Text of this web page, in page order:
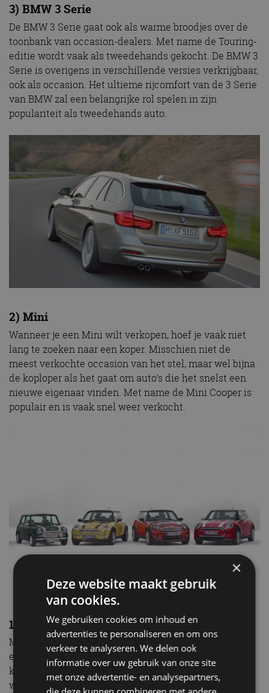
3) BMW 3 Serie
De BMW 3 Serie gaat ook als warme broodjes over de
toonbank van occasion-dealers. Met name de Touring-
editie wordt vaak als tweedehands gekocht. De BMW 3
Serie is overigens in verschillende versies verkrijgbaar,
ook als occasion. Het ultieme rijcomfort van de 3 Serie
van BMW zal een belangrijke rol spelen in zijn
populariteit als tweedehands auto.
2) Mini
Wanneer je een Mini wilt verkopen, hoef je vaak niet
lang te zoeken naar een koper. Misschien niet de
meest verkochte occasion van het stel, maar wel bijna
de koploper als het gaat om auto’s die het snelst een
nieuwe eigenaar vinden. Met name de Mini Cooper is
populair en is vaak snel weer verkocht.
1) Volkswagen Golf
Met stip op 1 staat de Volkswagen Golf. Het maakt
eigenlijk ook niet uit welke generatie van de Golf te
koop wordt gezet, hij is vaak binnen de kortste keren
weer verkocht. De Golf biedt al jaren een ultieme
×
Deze website maakt gebruik
van cookies.
We gebruiken cookies om inhoud en
advertenties te personaliseren en om ons
verkeer te analyseren. We delen ook
informatie over uw gebruik van onze site
met onze advertentie- en analysepartners,